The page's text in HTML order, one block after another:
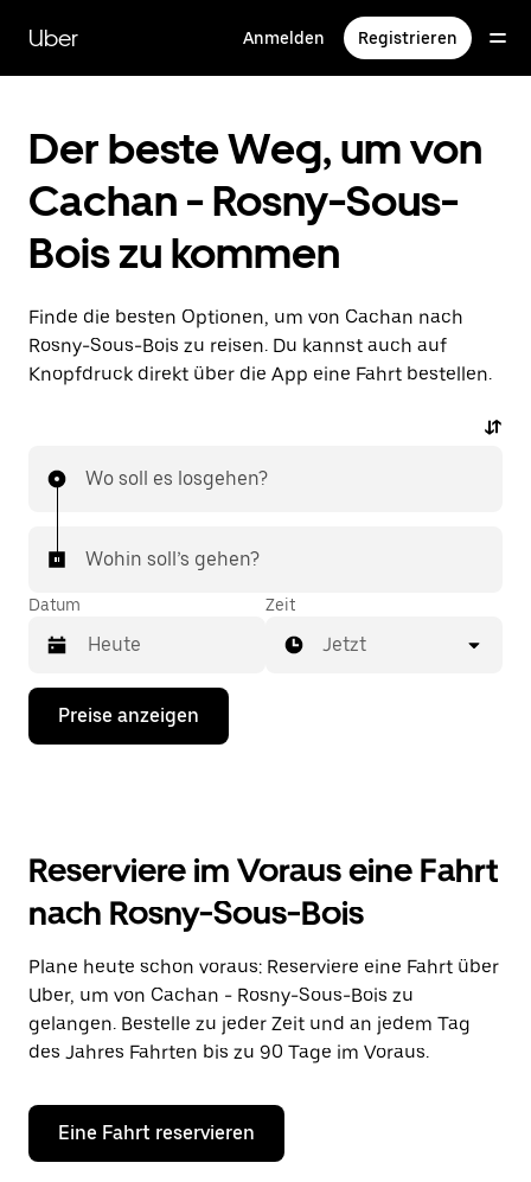
zum
Hauptinhalt
Uber Anmelden Registrieren
Der beste Weg, um von
Cachan - Rosny-Sous-
Bois zu kommen
Finde die besten Optionen, um von Cachan nach
Rosny-Sous-Bois zu reisen. Du kannst auch auf
Knopfdruck direkt über die App eine Fahrt bestellen.
Wo soll es losgehen?
Wohin soll’s gehen?
Datum
Drücke
Nach-
Kalender
interagieren
ein
Datum
auszuwählen.
Drücke
die
Escape-
um
den
Kalender
Zeit
Jetzt
Preise anzeigen
Reserviere im Voraus eine Fahrt
nach Rosny-Sous-Bois
Plane heute schon voraus: Reserviere eine Fahrt über
Uber, um von Cachan - Rosny-Sous-Bois zu
gelangen. Bestelle zu jeder Zeit und an jedem Tag
des Jahres Fahrten bis zu 90 Tage im Voraus.
Eine Fahrt reservieren